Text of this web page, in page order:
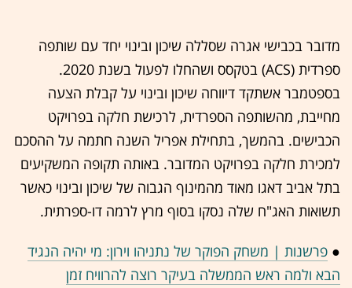
מדובר בכבישי אגרה שסללה שיכון ובינוי יחד עם שותפה
ספרדית (ACS) בטקסס ושהחלו לפעול בשנת 2020.
בספטמבר אשתקד דיווחה שיכון ובינוי על קבלת הצעה
מחייבת, מהשותפה הספרדית, לרכישת חלקה בפרויקט
הכבישים. בהמשך, בתחילת אפריל השנה חתמה על ההסכם
למכירת חלקה בפרויקט המדובר. באותה תקופה המשקיעים
בתל אביב דאגו מאוד מהמינוף הגבוה של שיכון ובינוי כאשר
תשואות האג"ח שלה נסקו בסוף מרץ לרמה דו-ספרתית.
● פרשנות | משחק הפוקר של נתניהו וירון: מי יהיה הנגיד
הבא ולמה ראש הממשלה בעיקר רוצה להרוויח זמן